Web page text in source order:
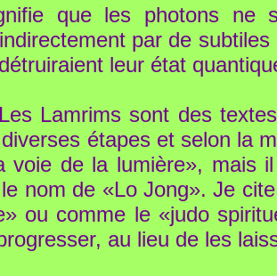
que les photons ne
par de
leur état
Lamrims sont des
étapes et selon la
de la lumière», mais
nom de «Lo Jong». Je
ou comme le «judo
au lieu de les